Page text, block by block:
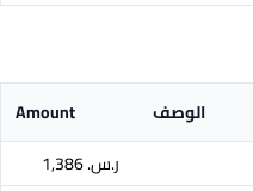
الوصف
Amount
ر.س.‏ 1,386